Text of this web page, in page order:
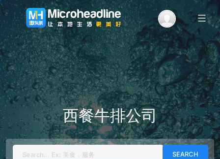
Menu
西餐牛排公司
Search